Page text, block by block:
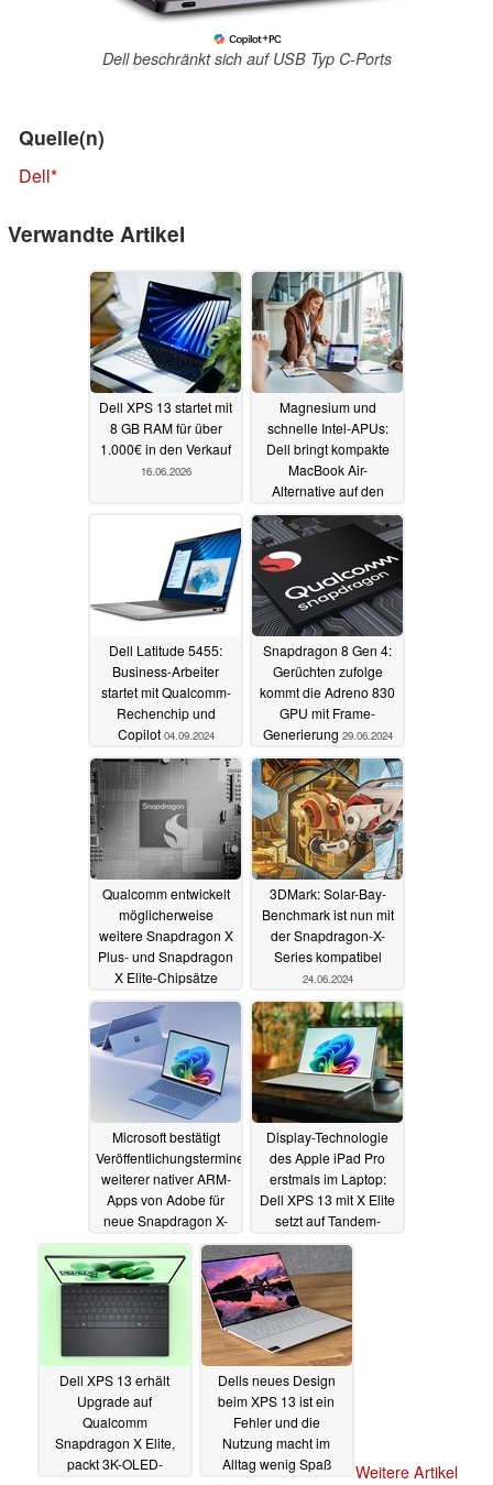
Dell beschränkt sich auf USB Typ C-Ports
Quelle(n)
Dell
Verwandte Artikel
Dell XPS 13 startet mit
8 GB RAM für über
1.000€ in den Verkauf
16.06.2026
Magnesium und
schnelle Intel-APUs:
Dell bringt kompakte
MacBook Air-
Alternative auf den
Markt25.03.2026
Dell Latitude 5455:
Business-Arbeiter
startet mit Qualcomm-
Rechenchip und
Copilot 04.09.2024
Snapdragon 8 Gen 4:
Gerüchten zufolge
kommt die Adreno 830
GPU mit Frame-
Generierung 29.06.2024
Qualcomm entwickelt
möglicherweise
weitere Snapdragon X
Plus- und Snapdragon
X Elite-Chipsätze
25.06.2024
3DMark: Solar-Bay-
Benchmark ist nun mit
der Snapdragon-X-
Series kompatibel
24.06.2024
Microsoft bestätigt
Veröffentlichungstermine
weiterer nativer ARM-
Apps von Adobe für
neue Snapdragon X-
Series Notebooks
22.06.2024
Display-Technologie
des Apple iPad Pro
erstmals im Laptop:
Dell XPS 13 mit X Elite
setzt auf Tandem-
OLED-Panel24.05.2024
Dell XPS 13 erhält
Upgrade auf
Qualcomm
Snapdragon X Elite,
packt 3K-OLED-
Dells neues Design
beim XPS 13 ist ein
Fehler und die
Nutzung macht im
Alltag wenig Spaß
Weitere Artikel